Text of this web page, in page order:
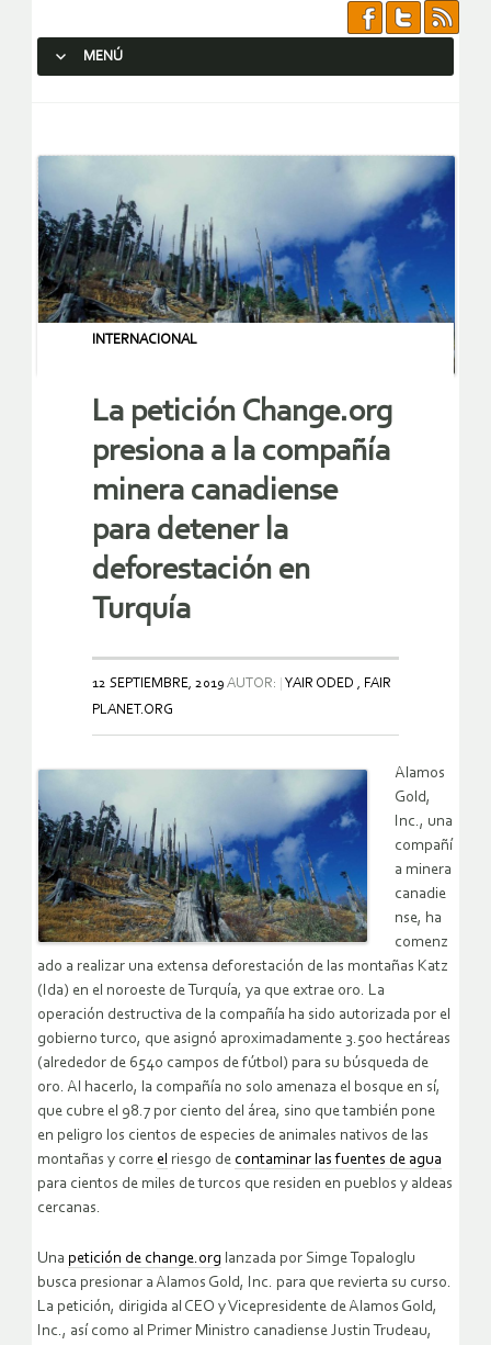
MENÚ
INTERNACIONAL
La petición Change.org
presiona a la compañía
minera canadiense
para detener la
deforestación en
Turquía
12 SEPTIEMBRE, 2019 AUTOR:
YAIR ODED , FAIR
PLANET.ORG
Alamos
Gold,
Inc., una
compañí
a minera
canadie
nse, ha
comenz
ado a realizar una extensa deforestación de las montañas Katz
(Ida) en el noroeste de Turquía, ya que extrae oro. La
operación destructiva de la compañía ha sido autorizada por el
gobierno turco, que asignó aproximadamente 3.500 hectáreas
(alrededor de 6540 campos de fútbol) para su búsqueda de
oro. Al hacerlo, la compañía no solo amenaza el bosque en sí,
que cubre el 98.7 por ciento del área, sino que también pone
en peligro los cientos de especies de animales nativos de las
montañas y corre el riesgo de contaminar las fuentes de agua
para cientos de miles de turcos que residen en pueblos y aldeas
cercanas.
Una petición de change.org lanzada por Simge Topaloglu
busca presionar a Alamos Gold, Inc. para que revierta su curso.
La petición, dirigida al CEO y Vicepresidente de Alamos Gold,
Inc., así como al Primer Ministro canadiense Justin Trudeau,